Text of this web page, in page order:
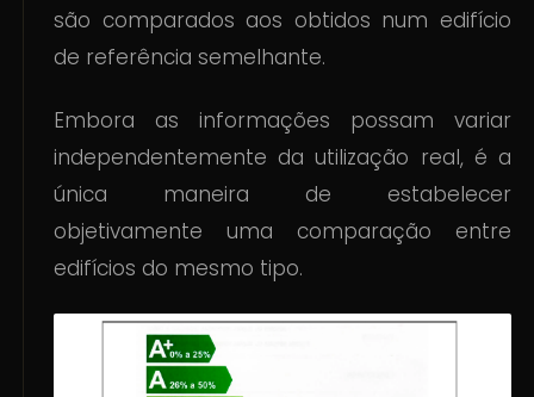
são comparados aos obtidos num edifício
de referência semelhante.
Embora as informações possam variar
independentemente da utilização real, é a
única maneira de estabelecer
objetivamente uma comparação entre
edifícios do mesmo tipo.